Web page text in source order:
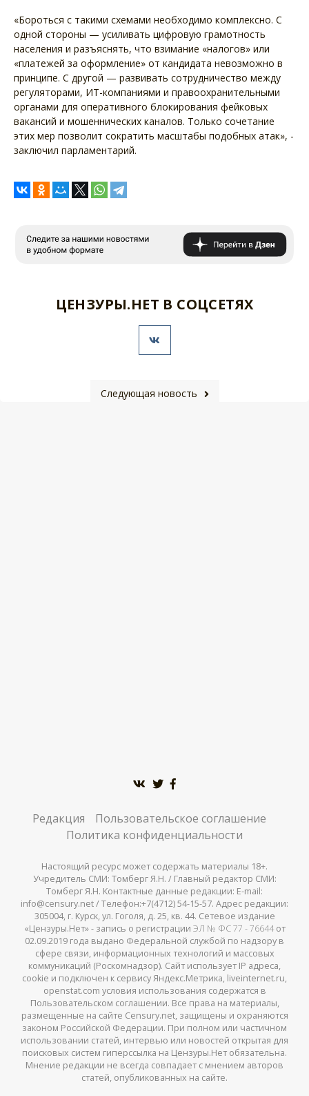
«Бороться с такими схемами необходимо комплексно. С
одной стороны — усиливать цифровую грамотность
населения и разъяснять, что взимание «налогов» или
«платежей за оформление» от кандидата невозможно в
принципе. С другой — развивать сотрудничество между
регуляторами, ИТ-компаниями и правоохранительными
органами для оперативного блокирования фейковых
вакансий и мошеннических каналов. Только сочетание
этих мер позволит сократить масштабы подобных атак», -
заключил парламентарий.
ЦЕНЗУРЫ.НЕТ В СОЦСЕТЯХ
Следующая новость
Редакция
Пользовательское соглашение
Политика конфиденциальности
Настоящий ресурс может содержать материалы 18+.
Учредитель СМИ: Томберг Я.Н. / Главный редактор СМИ:
Томберг Я.Н. Контактные данные редакции: E-mail:
info@censury.net / Телефон:+7(4712) 54-15-57. Адрес редакции:
305004, г. Курск, ул. Гоголя, д. 25, кв. 44. Сетевое издание
«Цензуры.Нет» - запись о регистрации ЭЛ № ФС 77 - 76644от
02.09.2019 года выдано Федеральной службой по надзору в
сфере связи, информационных технологий и массовых
коммуникаций (Роскомнадзор). Сайт использует IP адреса,
cookie и подключен к сервису Яндекс.Метрика, liveinternet.ru,
openstat.com условия использования содержатся в
Пользовательском соглашении. Все права на материалы,
размещенные на сайте Censury.net, защищены и охраняются
законом Российской Федерации. При полном или частичном
использовании статей, интервью или новостей открытая для
поисковых систем гиперссылка на Цензуры.Нет обязательна.
Мнение редакции не всегда совпадает с мнением авторов
статей, опубликованных на сайте.